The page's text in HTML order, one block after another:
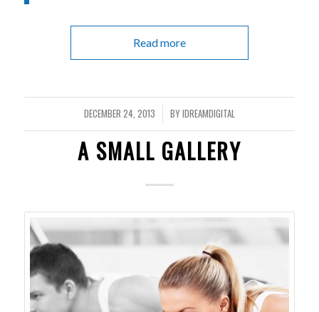
Read more
DECEMBER 24, 2013
/ BYIDREAMDIGITAL
A SMALL GALLERY